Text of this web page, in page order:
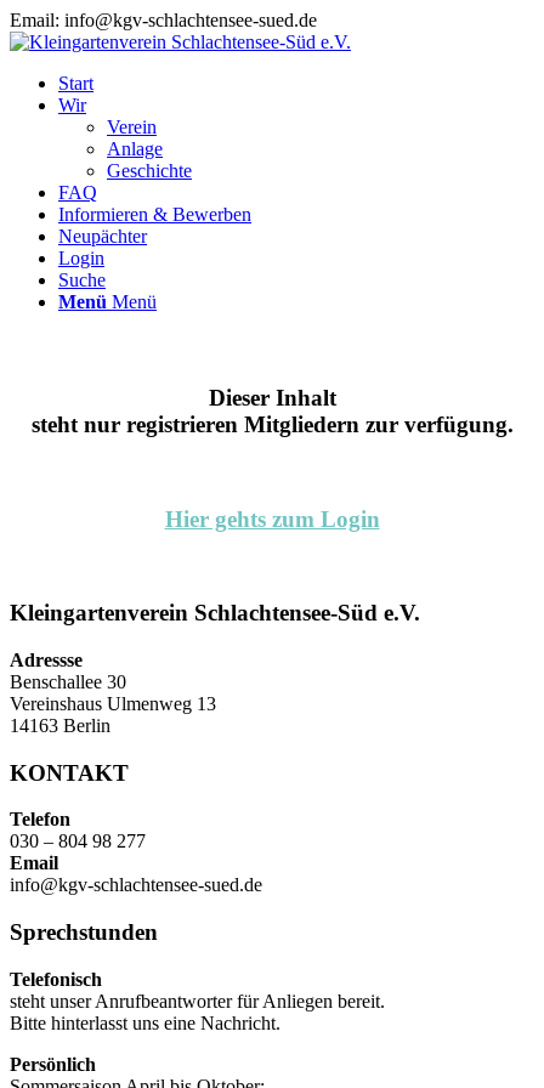
Email: info@kgv-schlachtensee-sued.de
Start
Wir
Verein
Anlage
Geschichte
FAQ
Informieren & Bewerben
Neupächter
Login
Suche
Menü Menü
Dieser Inhalt
steht nur registrieren Mitgliedern zur verfügung.
Hier gehts zum Login
Kleingartenverein Schlachtensee-Süd e.V.
Adressse
Benschallee 30
Vereinshaus Ulmenweg 13
14163 Berlin
KONTAKT
Telefon
030 – 804 98 277
Email
info@kgv-schlachtensee-sued.de
Sprechstunden
Telefonisch
steht unser Anrufbeantworter für Anliegen bereit.
Bitte hinterlasst uns eine Nachricht.
Persönlich